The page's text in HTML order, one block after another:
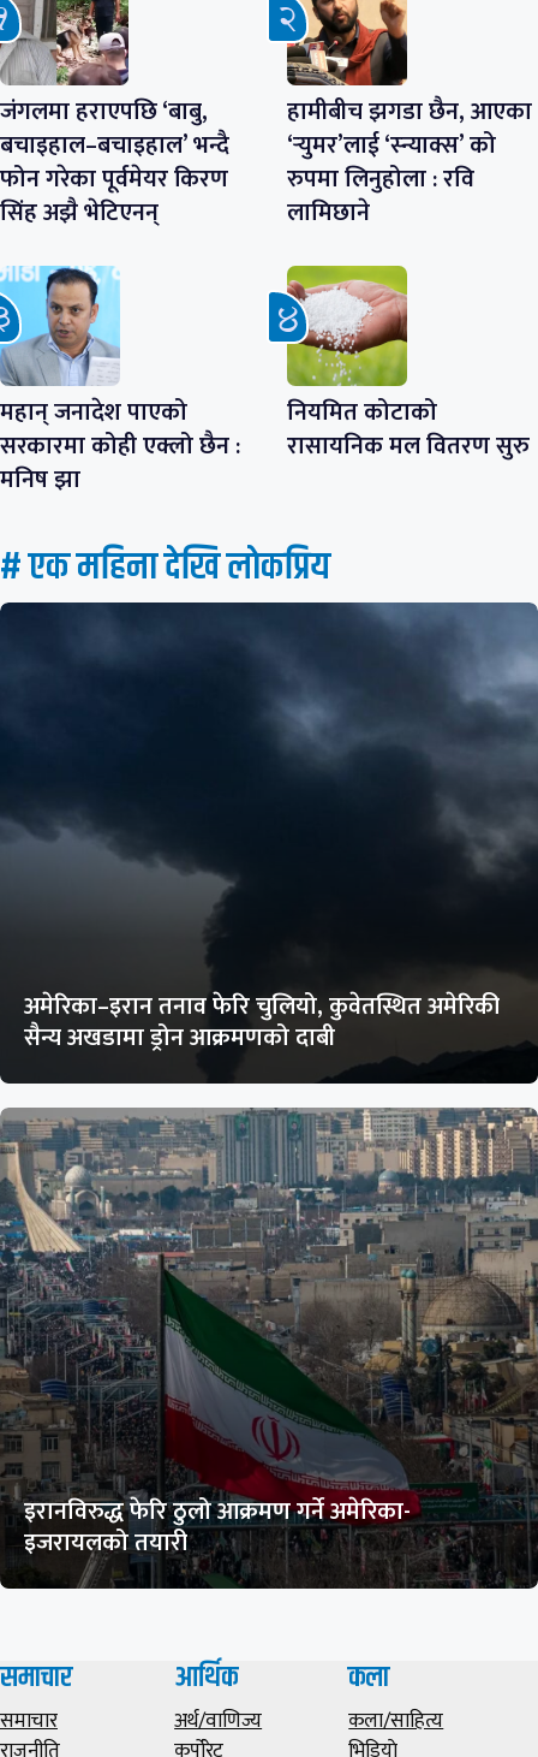
जंगलमा हराएपछि ‘बाबु,
बचाइहाल–बचाइहाल’ भन्दै
फोन गरेका पूर्वमेयर किरण
सिंह अझै भेटिएनन्
हामीबीच झगडा छैन, आएका
‘र्‍युमर’लाई ‘स्न्याक्स’ को
रुपमा लिनुहोला : रवि
लामिछाने
महान् जनादेश पाएको
सरकारमा कोही एक्लो छैन :
मनिष झा
नियमित कोटाको
रासायनिक मल वितरण सुरु
# एक महिना देखि लाेकप्रिय
अमेरिका–इरान तनाव फेरि चुलियो, कुवेतस्थित अमेरिकी
सैन्य अखडामा ड्रोन आक्रमणको दाबी
इरानविरुद्ध फेरि ठुलो आक्रमण गर्ने अमेरिका-
इजरायलको तयारी
समाचार
समाचार
आर्थिक
अर्थ/वाणिज्य
कला
कला/साहित्य